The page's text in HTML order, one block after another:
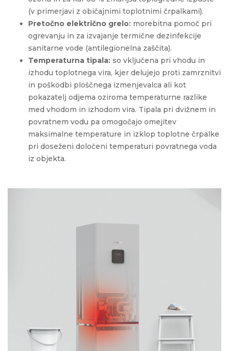
(v primerjavi z običajnimi toplotnimi črpalkami).
Pretočno električno grelo: morebitna pomoč pri
ogrevanju in za izvajanje termične dezinfekcije
sanitarne vode (antilegionelna zaščita).
Temperaturna tipala: so vključena pri vhodu in
izhodu toplotnega vira, kjer delujejo proti zamrznitvi
in poškodbi ploščnega izmenjevalca ali kot
pokazatelj odjema oziroma temperaturne razlike
med vhodom in izhodom vira. Tipala pri dvižnem in
povratnem vodu pa omogočajo omejitev
maksimalne temperature in izklop toplotne črpalke
pri doseženi določeni temperaturi povratnega voda
iz objekta.